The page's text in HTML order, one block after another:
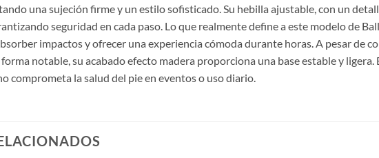
una sujeción firme y un estilo sofisticado. Su hebilla ajustable, con un
seguridad en cada paso. Lo que realmente define a este modelo de
impactos y ofrecer una experiencia cómoda durante horas. A pesar de
notable, su acabado efecto madera proporciona una base estable y ligera.
comprometa la salud del pie en eventos o uso diario.